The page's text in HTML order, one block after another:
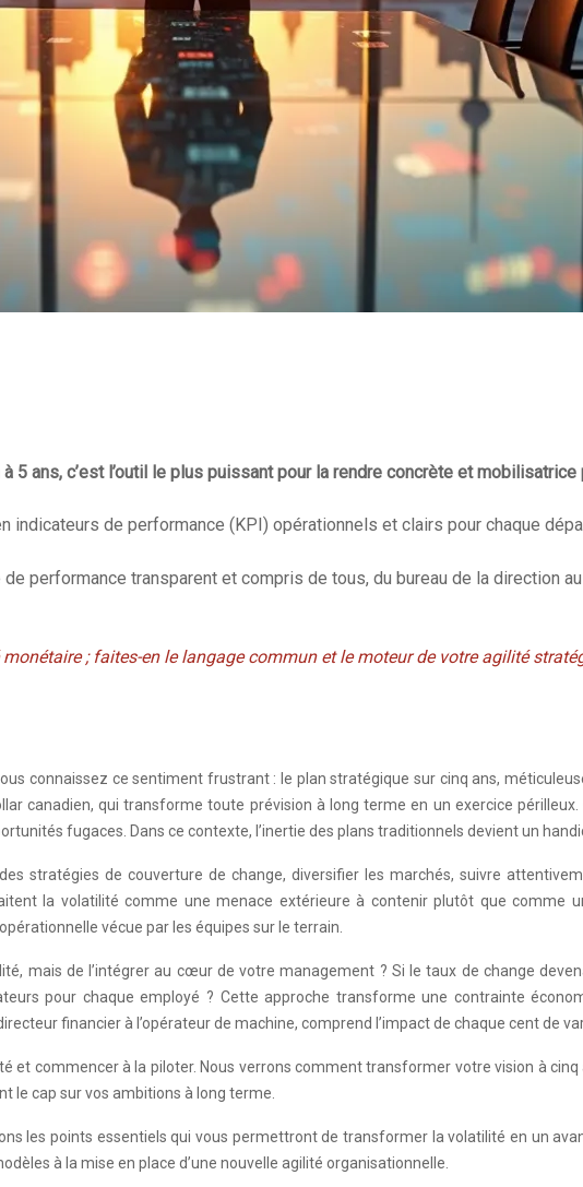
5 ans, c’est l’outil le plus puissant pour la rendre concrète et
de performance (KPI) opérationnels et clairs pour chaque
performance transparent et compris de tous, du bureau de la direction au
; faites-en le langage commun et le moteur de votre agilité
connaissez ce sentiment frustrant : le plan stratégique sur cinq ans,
canadien, qui transforme toute prévision à long terme en un exercice
fugaces. Dans ce contexte, l’inertie des plans traditionnels devient un
stratégies de couverture de change, diversifier les marchés, suivre
la volatilité comme une menace extérieure à contenir plutôt que comme
vécue par les équipes sur le terrain.
mais de l’intégrer au cœur de votre management ? Si le taux de change
pour chaque employé ? Cette approche transforme une contrainte
financier à l’opérateur de machine, comprend l’impact de chaque cent de
et commencer à la piloter. Nous verrons comment transformer votre vision à
le cap sur vos ambitions à long terme.
les points essentiels qui vous permettront de transformer la volatilité en un
à la mise en place d’une nouvelle agilité organisationnelle.